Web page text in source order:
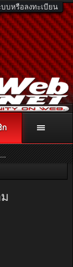
บบหรือลงทะเบียน
ทร. 081-811-1138
ลิกที่นี่
ก
...